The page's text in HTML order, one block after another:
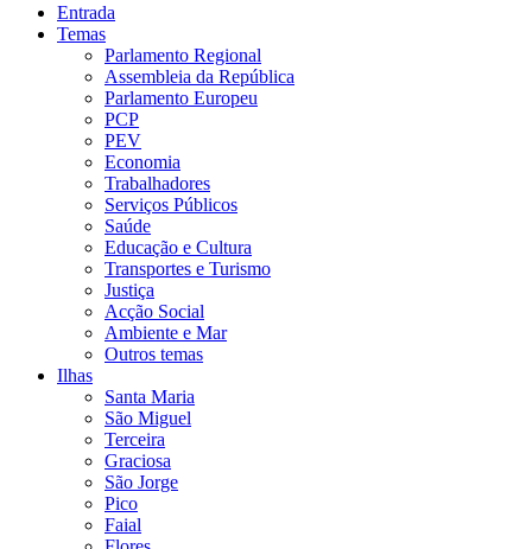
Entrada
Temas
Parlamento Regional
Assembleia da República
Parlamento Europeu
PCP
PEV
Economia
Trabalhadores
Serviços Públicos
Saúde
Educação e Cultura
Transportes e Turismo
Justiça
Acção Social
Ambiente e Mar
Outros temas
Ilhas
Santa Maria
São Miguel
Terceira
Graciosa
São Jorge
Pico
Faial